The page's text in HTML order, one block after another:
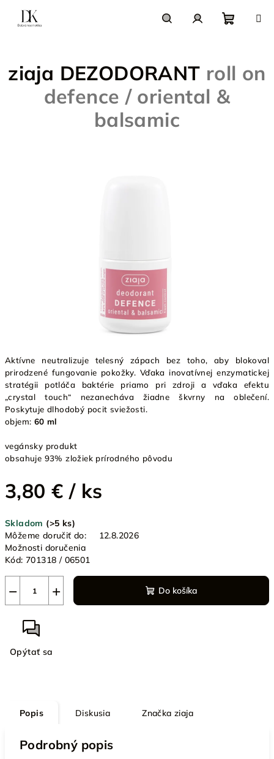
obsah
košík
Aktívne neutralizuje telesný zápach bez toho, aby blokoval
prirodzené fungovanie pokožky. Vďaka inovatívnej enzymatickej
stratégii potláča baktérie priamo pri zdroji a vďaka efektu
„crystal touch“ nezanecháva žiadne škvrny na oblečení.
Poskytuje dlhodobý pocit sviežosti.
objem: 60 ml
vegánsky produkt
obsahuje 93% zložiek prírodného pôvodu
3,80 € / ks
cena:
Skladom (>5 ks)
Môžeme doručiť do:
12.8.2026
Možnosti doručenia
Kód: 701318 / 06501
+
− Do košíka
Opýtať sa
ziaja DEZODORANT roll on
defence / oriental &
balsamic
Popis Diskusia Značka ziaja
Podrobný popis